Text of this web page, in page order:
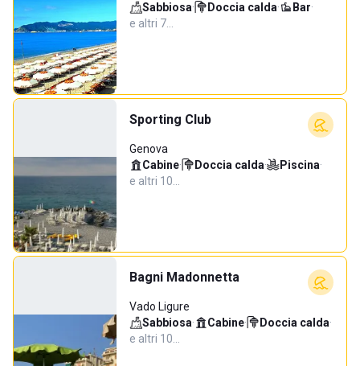
Sabbiosa· Doccia calda· Bar·
e altri 7…
Sporting Club
Genova
Cabine· Doccia calda· Piscina·
e altri 10…
Bagni Madonnetta
Vado Ligure
Sabbiosa· Cabine· Doccia calda·
e altri 10…